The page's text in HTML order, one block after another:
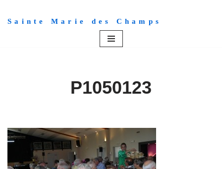
Aller
Sainte Marie des Champs
P1050123